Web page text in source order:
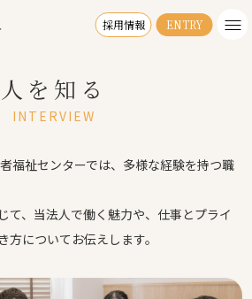
採用情報 ENTRY
人を知る
INTERVIEW
福祉センターでは、多様な経験を持つ職
て、当法人で働く魅力や、仕事とプライ
方についてお伝えします。